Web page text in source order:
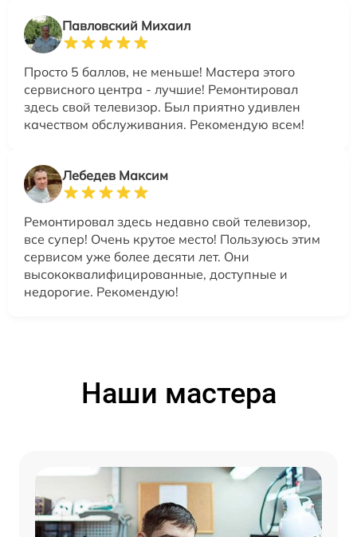
Павловский Михаил
Просто 5 баллов, не меньше! Мастера этого
сервисного центра - лучшие! Ремонтировал
здесь свой телевизор. Был приятно удивлен
качеством обслуживания. Рекомендую всем!
Лебедев Максим
Ремонтировал здесь недавно свой телевизор,
все супер! Очень крутое место! Пользуюсь этим
сервисом уже более десяти лет. Они
высококвалифицированные, доступные и
недорогие. Рекомендую!
Наши мастера